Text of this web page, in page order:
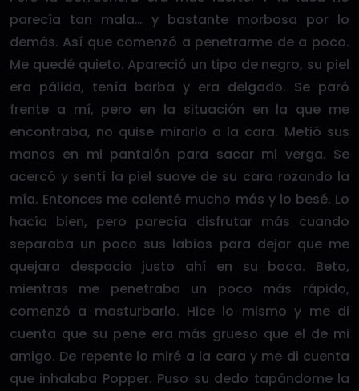
parecía tan mala… y bastante morbosa por lo
demás. Así que comenzó a penetrarme de a poco.
Me quedé quieto. Apareció un tipo de negro, su piel
era pálida, tenía barba y era delgado. Se paró
frente a mí, pero en la situación en la que me
encontraba, no quise mirarlo a la cara. Metió sus
manos en mi pantalón para sacar mi verga. Se
acercó y sentí la piel suave de su cara rozando la
mía. Entonces me calenté mucho más y lo besé. Lo
hacía bien, pero parecía disfrutar más cuando
separaba un poco sus labios para dejar que me
quejara despacio justo ahí en su boca. Beto,
mientras me penetraba un poco más rápido,
comenzó a masturbarlo. Hice lo mismo y me di
cuenta que su pene era más grueso que el de mi
amigo. De repente lo miré a la cara y me di cuenta
que inhalaba Popper. Puso su dedo tapándome la